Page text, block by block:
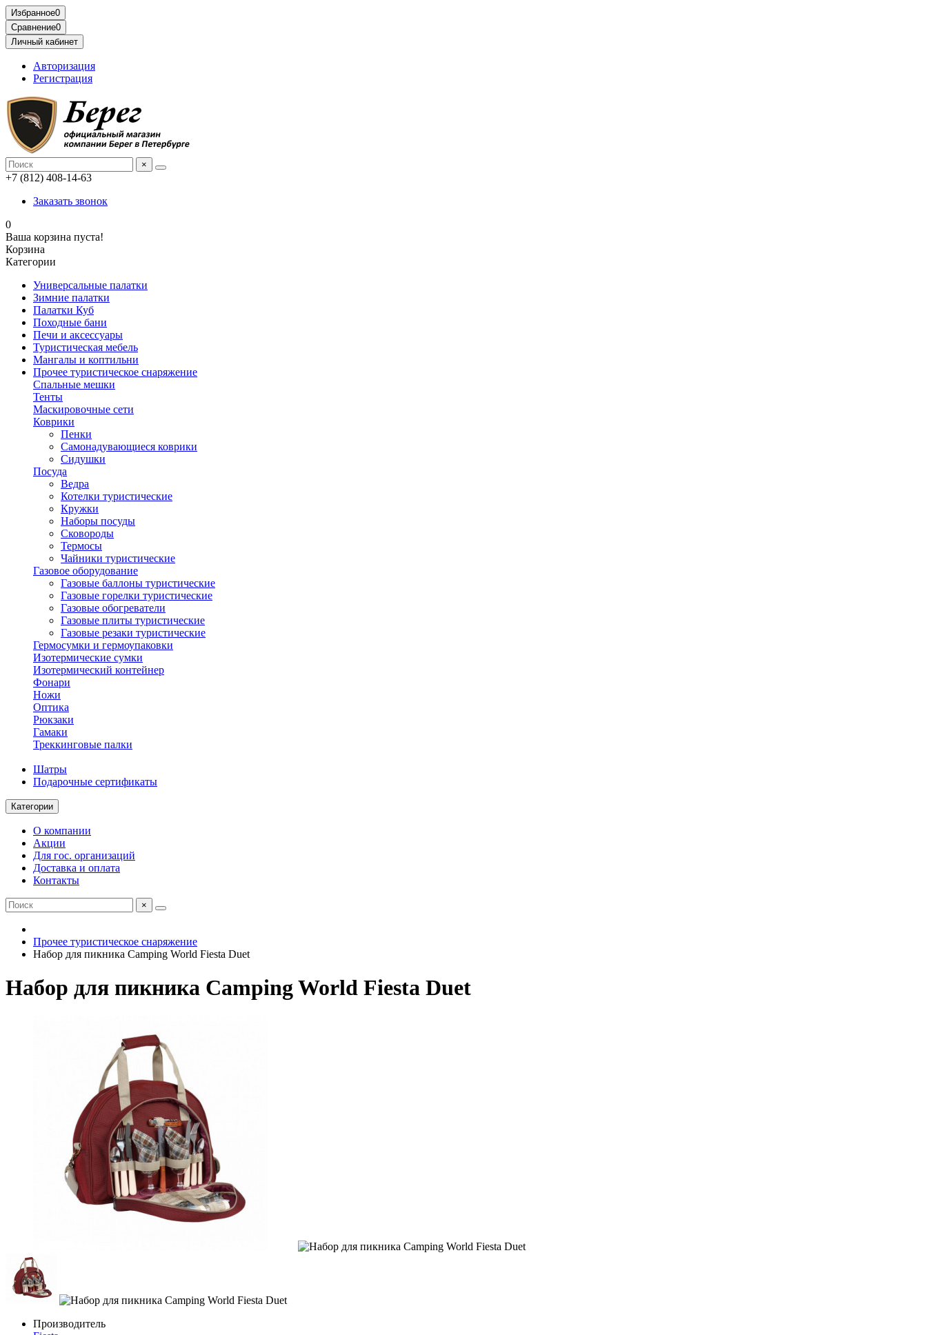
Избранное0
Сравнение0
Личный кабинет
Авторизация
Регистрация
×
+7 (812) 408-14-63
Заказать звонок
0
Ваша корзина пуста!
Корзина
Категории
Универсальные палатки
Зимние палатки
Палатки Куб
Походные бани
Печи и аксессуары
Туристическая мебель
Мангалы и коптильни
Прочее туристическое снаряжение
Спальные мешки
Тенты
Маскировочные сети
Коврики
Пенки
Самонадувающиеся коврики
Сидушки
Посуда
Ведра
Котелки туристические
Кружки
Наборы посуды
Сковороды
Термосы
Чайники туристические
Газовое оборудование
Газовые баллоны туристические
Газовые горелки туристические
Газовые обогреватели
Газовые плиты туристические
Газовые резаки туристические
Гермосумки и гермоупаковки
Изотермические сумки
Изотермический контейнер
Фонари
Ножи
Оптика
Рюкзаки
Гамаки
Треккинговые палки
Шатры
Подарочные сертификаты
Категории
О компании
Акции
Для гос. организаций
Доставка и оплата
Контакты
×
Прочее туристическое снаряжение
Набор для пикника Camping World Fiesta Duet
Набор для пикника Camping World Fiesta Duet
Производитель